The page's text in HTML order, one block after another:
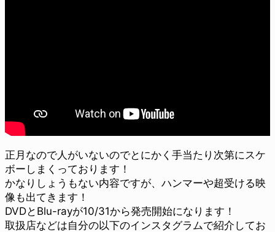
正月なので人がいないのでとにかく手当たり次第にスケ
ボーしまくっております！
かなりしょうもない内容ですが、ハンマーや超受ける映
像も出てきます！
DVDとBlu-rayが10/31から発売開始になります！
取扱店などは自分の以下のインスタグラムで紹介してお